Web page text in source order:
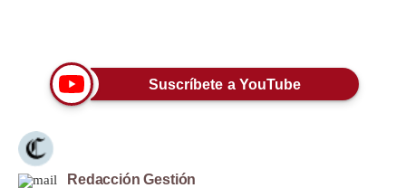
Moda
Mundo
Suscríbete a YouTube
Redacción Gestión